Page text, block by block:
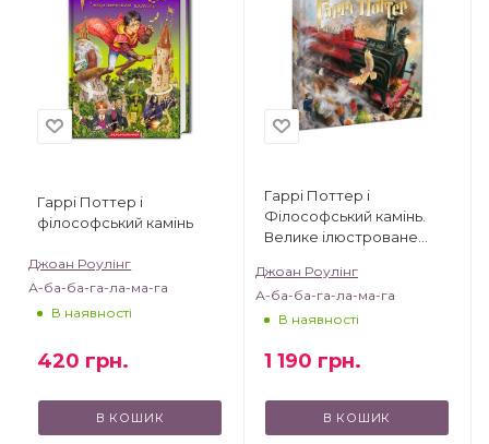
Гаррі Поттер і
філософський камінь
Джоан Роулінг
А-ба-ба-га-ла-ма-га
В наявності
420 грн.
В КОШИК
Гаррі Поттер і
Філософський камінь.
Велике ілюстроване
Джоан Роулінг
А-ба-ба-га-ла-ма-га
В наявності
1 190 грн.
В КОШИК